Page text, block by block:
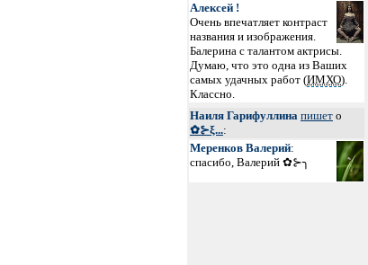
Алексей !
Очень впечатляет контраст
названия и изображения.
Балерина с талантом актрисы.
Думаю, что это одна из Ваших
самых удачных работ (ИМХО).
Классно.
Наиля Гарифуллина пишет о
✿⊱ξ...:
Меренков Валерий:
спасибо, Валерий ✿⊱╮